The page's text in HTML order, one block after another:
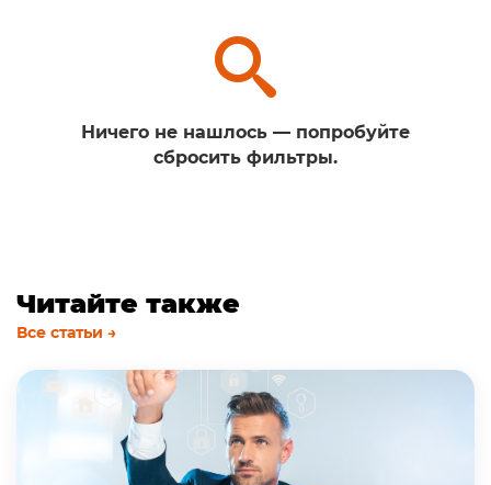
Ничего не нашлось — попробуйте
сбросить фильтры.
Читайте также
Все статьи →